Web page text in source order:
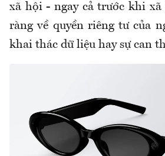
xã hội - ngay cả trước khi
ràng về quyền riêng tư của
khai thác dữ liệu hay sự can